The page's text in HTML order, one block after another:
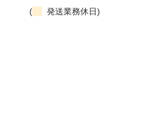
(
発送業務休日)